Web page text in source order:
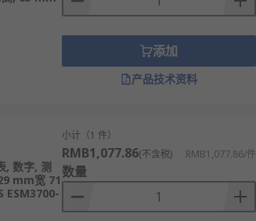
添加
产品技术资料
, 数字, 测
mm宽 71
ESM3700-
小计（1 件）
RMB1,077.86(不含税) RMB1,077.86/件
数量